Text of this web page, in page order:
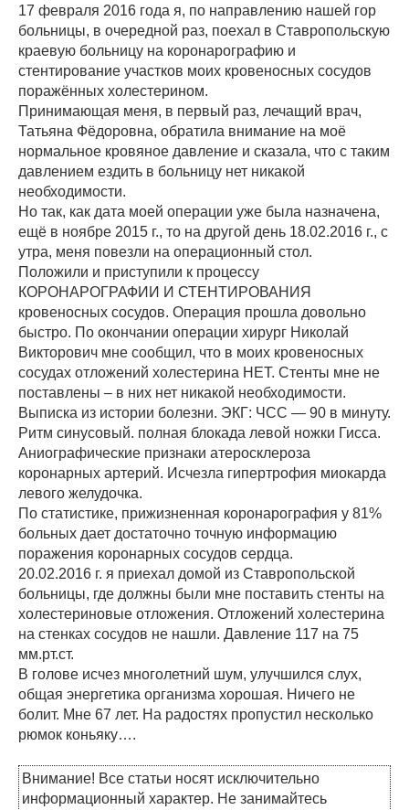
17 февраля 2016 года я, по направлению нашей гор
больницы, в очередной раз, поехал в Ставропольскую
краевую больницу на коронарографию и
стентирование участков моих кровеносных сосудов
поражённых холестерином.
Принимающая меня, в первый раз, лечащий врач,
Татьяна Фёдоровна, обратила внимание на моё
нормальное кровяное давление и сказала, что с таким
давлением ездить в больницу нет никакой
необходимости.
Но так, как дата моей операции уже была назначена,
ещё в ноябре 2015 г., то на другой день 18.02.2016 г., с
утра, меня повезли на операционный стол.
Положили и приступили к процессу
КОРОНАРОГРАФИИ И СТЕНТИРОВАНИЯ
кровеносных сосудов. Операция прошла довольно
быстро. По окончании операции хирург Николай
Викторович мне сообщил, что в моих кровеносных
сосудах отложений холестерина НЕТ. Стенты мне не
поставлены – в них нет никакой необходимости.
Выписка из истории болезни. ЭКГ: ЧСС — 90 в минуту.
Ритм синусовый. полная блокада левой ножки Гисса.
Аниографические признаки атеросклероза
коронарных артерий. Исчезла гипертрофия миокарда
левого желудочка.
По статистике, прижизненная коронарография у 81%
больных дает достаточно точную информацию
поражения коронарных сосудов сердца.
20.02.2016 г. я приехал домой из Ставропольской
больницы, где должны были мне поставить стенты на
холестериновые отложения. Отложений холестерина
на стенках сосудов не нашли. Давление 117 на 75
мм.рт.ст.
В голове исчез многолетний шум, улучшился слух,
общая энергетика организма хорошая. Ничего не
болит. Мне 67 лет. На радостях пропустил несколько
рюмок коньяку….
Внимание! Все статьи носят исключительно
информационный характер. Не занимайтесь